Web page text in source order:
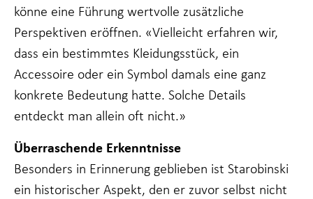
könne eine Führung wertvolle zusätzliche
Perspektiven eröffnen. «Vielleicht erfahren wir,
dass ein bestimmtes Kleidungsstück, ein
Accessoire oder ein Symbol damals eine ganz
konkrete Bedeutung hatte. Solche Details
entdeckt man allein oft nicht.»
Überraschende Erkenntnisse
Besonders in Erinnerung geblieben ist Starobinski
ein historischer Aspekt, den er zuvor selbst nicht